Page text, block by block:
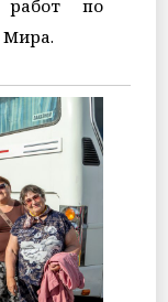
работ по
Мира.